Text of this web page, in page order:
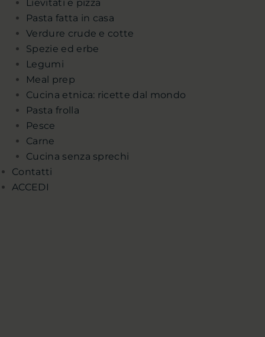
Lievitati e pizza
Pasta fatta in casa
Verdure crude e cotte
Spezie ed erbe
Legumi
Meal prep
Cucina etnica: ricette dal mondo
Pasta frolla
Pesce
Carne
Cucina senza sprechi
Contatti
ACCEDI